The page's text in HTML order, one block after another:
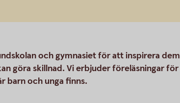
och gymnasiet för att inspirera dem
göra skillnad. Vi erbjuder föreläsningar för
barn och unga finns.